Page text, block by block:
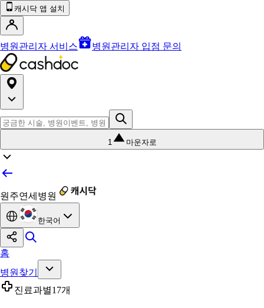
캐시닥 앱 설치
병원관리자 서비스 병원관리자 입점 문의
1 마운자로
원주연세병원
한국어
홈
병원찾기
진료과별17개